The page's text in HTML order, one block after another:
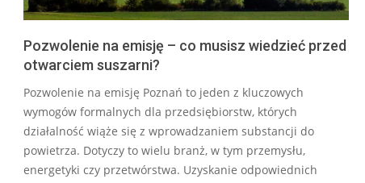
Pozwolenie na emisję – co musisz wiedzieć przed
otwarciem suszarni?
08
Pozwolenie na emisję Poznań to jeden z kluczowych
wymogów formalnych dla przedsiębiorstw, których
działalność wiąże się z wprowadzaniem substancji do
powietrza. Dotyczy to wielu branż, w tym przemysłu,
energetyki czy przetwórstwa. Uzyskanie odpowiednich